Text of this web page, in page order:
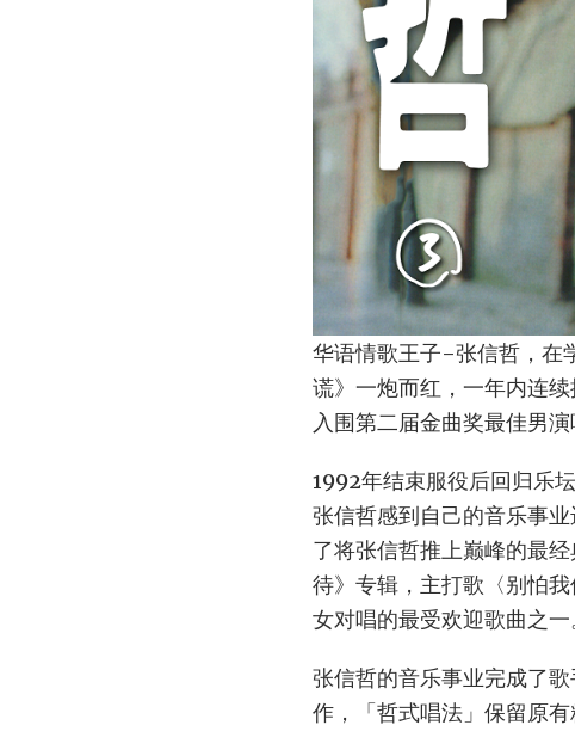
华语情歌王子-张信哲，在
谎》一炮而红，一年内连
入围第二届金曲奖最佳男演
1992年结束服役后回归乐
张信哲感到自己的音乐事
了将张信哲推上巅峰的最
待》专辑，主打歌〈别怕
女对唱的最受欢迎歌曲之一
张信哲的音乐事业完成了
作，「哲式唱法」保留原